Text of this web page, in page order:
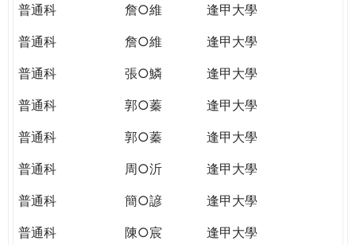
普通科
詹○維
逢甲大學
普通科
詹○維
逢甲大學
普通科
張○鱗
逢甲大學
普通科
郭○蓁
逢甲大學
普通科
郭○蓁
逢甲大學
普通科
周○沂
逢甲大學
普通科
簡○諺
逢甲大學
普通科
陳○宸 逢甲大學